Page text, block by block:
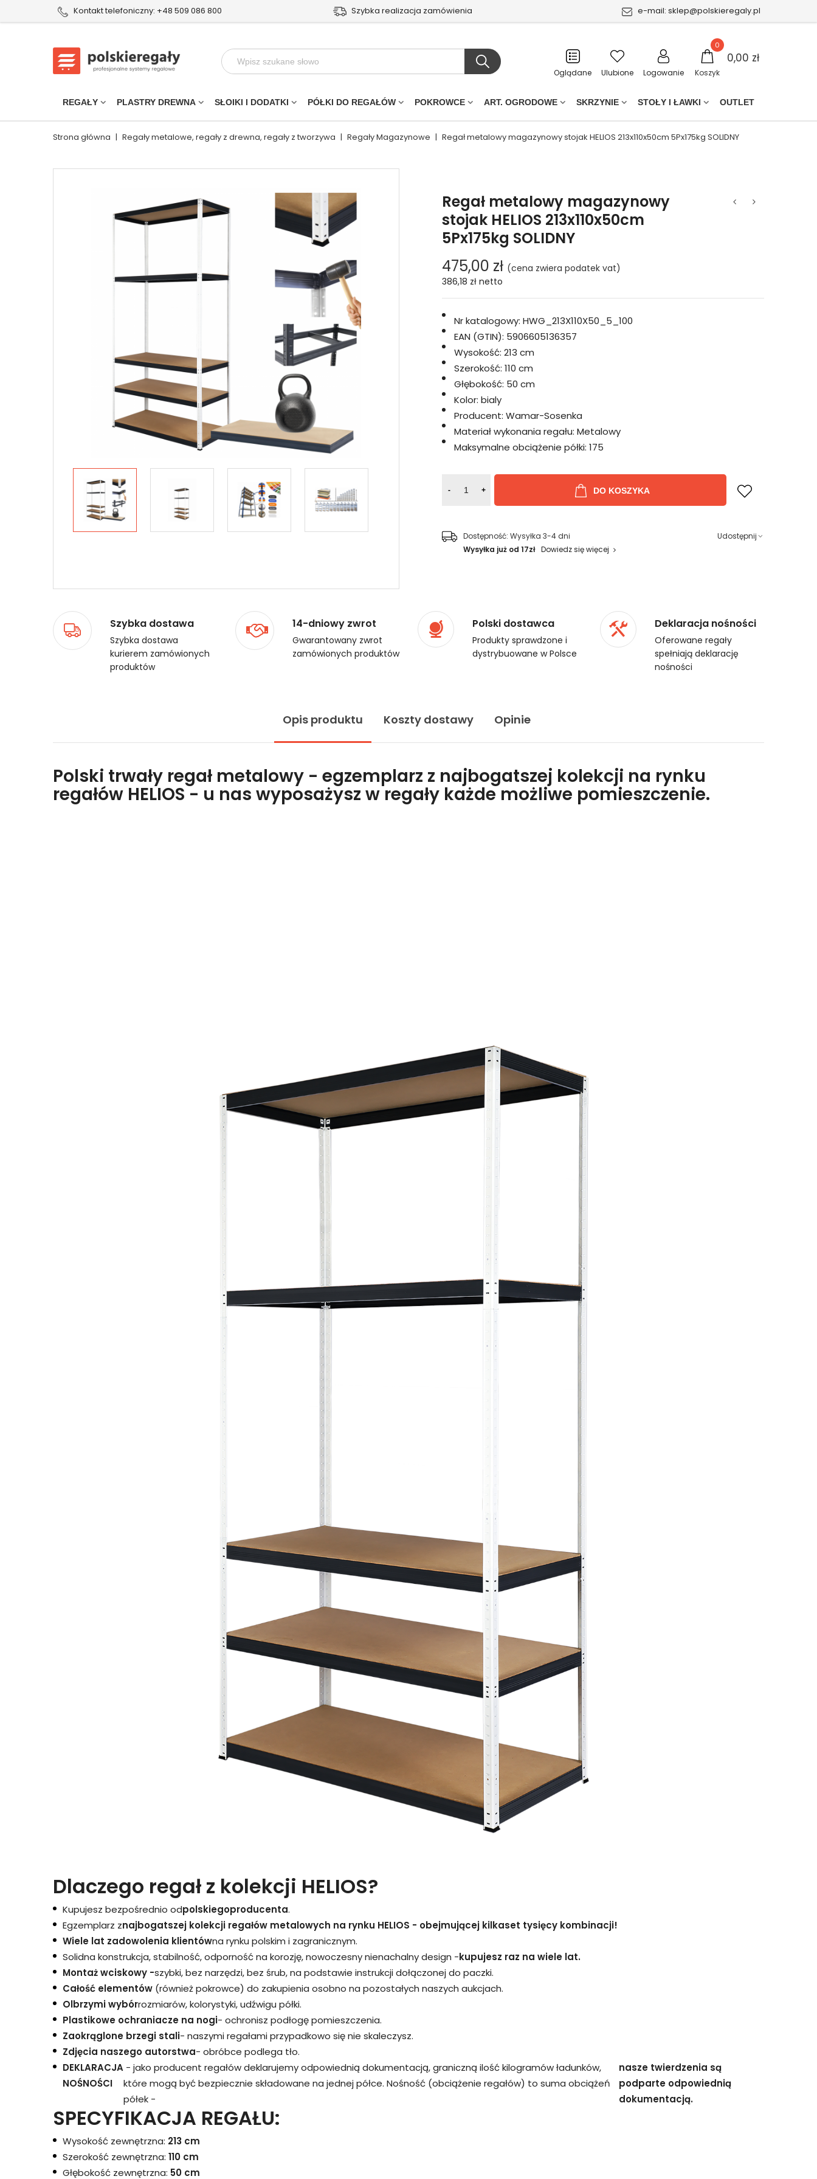
Kontakt telefoniczny: +48 509 086 800 Szybka realizacja zamówienia e-mail: sklep@polskieregaly.pl
Oglądane Ulubione Logowanie Koszyk
0
0,00 zł
REGAŁY PLASTRY DREWNA SŁOIKI I DODATKI PÓŁKI DO REGAŁÓW POKROWCE ART. OGRODOWE SKRZYNIE STOŁY I ŁAWKI OUTLET
Strona główna | Regały metalowe, regały z drewna, regały z tworzywa | Regały Magazynowe | Regał metalowy magazynowy stojak HELIOS 213x110x50cm 5Px175kg SOLIDNY
Regał metalowy magazynowy
stojak HELIOS 213x110x50cm
5Px175kg SOLIDNY
475,00 zł (cena zwiera podatek vat)
386,18 zł netto
Nr katalogowy: HWG_213X110X50_5_100
EAN (GTIN): 5906605136357
Wysokość: 213 cm
Szerokość: 110 cm
Głębokość: 50 cm
Kolor: bialy
Producent: Wamar-Sosenka
Materiał wykonania regału: Metalowy
Maksymalne obciążenie półki: 175
- + DO KOSZYKA
Dostępność: Wysyłka 3-4 dni
Wysyłka już od 17zł Dowiedz się więcej
Udostępnij
Szybka dostawa
Szybka dostawa
kurierem zamówionych
produktów
14-dniowy zwrot
Gwarantowany zwrot
zamówionych produktów
Polski dostawca
Produkty sprawdzone i
dystrybuowane w Polsce
Deklaracja nośności
Oferowane regały
spełniają deklarację
nośności
Opis produktu Koszty dostawy Opinie
Polski trwały regał metalowy - egzemplarz z najbogatszej kolekcji na rynku
regałów HELIOS - u nas wyposażysz w regały każde możliwe pomieszczenie.
Dlaczego regał z kolekcji HELIOS?
Kupujesz bezpośrednio odpolskiegoproducenta.
Egzemplarz znajbogatszej kolekcji regałów metalowych na rynku HELIOS - obejmującej kilkaset tysięcy kombinacji!
Wiele lat zadowolenia klientówna rynku polskim i zagranicznym.
Solidna konstrukcja, stabilność, odporność na korozję, nowoczesny nienachalny design -kupujesz raz na wiele lat.
Montaż wciskowy -szybki, bez narzędzi, bez śrub, na podstawie instrukcji dołączonej do paczki.
Całość elementów (również pokrowce) do zakupienia osobno na pozostałych naszych aukcjach.
Olbrzymi wybórrozmiarów, kolorystyki, udźwigu półki.
Plastikowe ochraniacze na nogi- ochronisz podłogę pomieszczenia.
Zaokrąglone brzegi stali- naszymi regałami przypadkowo się nie skaleczysz.
Zdjęcia naszego autorstwa- obróbce podlega tło.
DEKLARACJA
NOŚNOŚCI
- jako producent regałów deklarujemy odpowiednią dokumentacją, graniczną ilość kilogramów ładunków,
które mogą być bezpiecznie składowane na jednej półce. Nośność (obciążenie regałów) to suma obciążeń
półek -
nasze twierdzenia są
podparte odpowiednią
dokumentacją.
SPECYFIKACJA REGAŁU:
Wysokość zewnętrzna: 213 cm
Szerokość zewnętrzna: 110 cm
Głębokość zewnętrzna: 50 cm